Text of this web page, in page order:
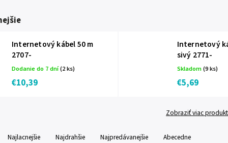
Internetový kábel 50 m
2707-
Dodanie do 7 dní(2 ks)
€10,39
Internetový
sivý 2771-
Skladom(9 ks)
€5,69
Zobraziť viac
Najlacnejšie Najdrahšie Najpredávanejšie Abecedne